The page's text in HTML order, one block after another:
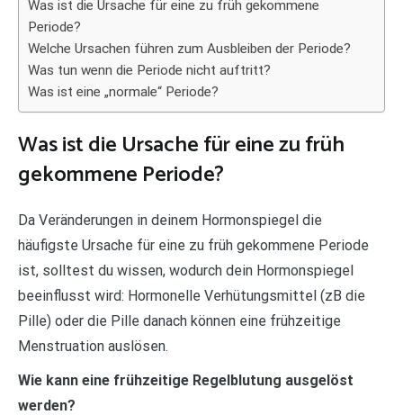
Was ist die Ursache für eine zu früh gekommene
Periode?
Welche Ursachen führen zum Ausbleiben der Periode?
Was tun wenn die Periode nicht auftritt?
Was ist eine „normale“ Periode?
Was ist die Ursache für eine zu früh
gekommene Periode?
Da Veränderungen in deinem Hormonspiegel die
häufigste Ursache für eine zu früh gekommene Periode
ist, solltest du wissen, wodurch dein Hormonspiegel
beeinflusst wird: Hormonelle Verhütungsmittel (zB die
Pille) oder die Pille danach können eine frühzeitige
Menstruation auslösen.
Wie kann eine frühzeitige Regelblutung ausgelöst
werden?